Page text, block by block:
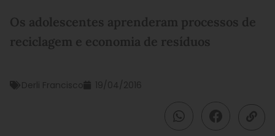
Os adolescentes aprenderam processos de
reciclagem e economia de resíduos
Derli Francisco 19/04/2016